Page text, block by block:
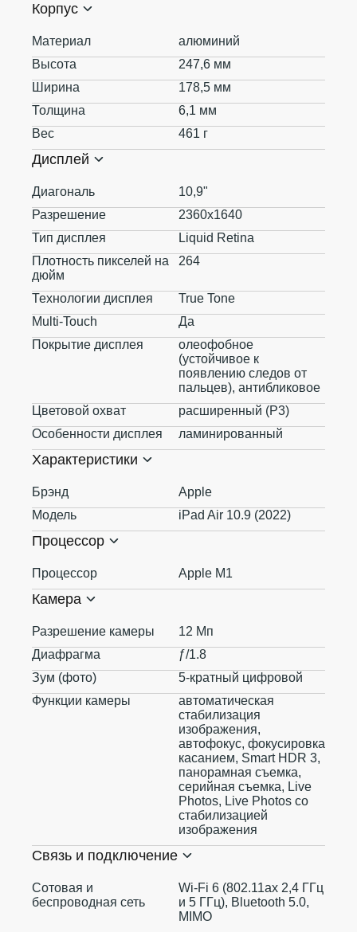
Корпус
Материал
алюминий
Высота
247,6 мм
Ширина
178,5 мм
Толщина
6,1 мм
Вес
461 г
Дисплей
Диагональ
10,9"
Разрешение
2360x1640
Тип дисплея
Liquid Retina
Плотность пикселей на
дюйм
264
Технологии дисплея
True Tone
Multi-Touch
Да
Покрытие дисплея
олеофобное
(устойчивое к
появлению следов от
пальцев), антибликовое
Цветовой охват
расширенный (P3)
Особенности дисплея
ламинированный
Характеристики
Брэнд
Apple
Модель
iPad Air 10.9 (2022)
Процессор
Процессор Apple M1
Камера
Разрешение камеры
12 Мп
Диафрагма
ƒ/1.8
Зум (фото)
5-кратный цифровой
Функции камеры
автоматическая
стабилизация
изображения,
автофокус, фокусировка
касанием, Smart HDR 3,
панорамная съемка,
серийная съемка, Live
Photos, Live Photos со
стабилизацией
изображения
Связь и подключение
Сотовая и
беспроводная сеть
Wi-Fi 6 (802.11ax 2,4 ГГц
и 5 ГГц), Bluetooth 5.0,
MIMO